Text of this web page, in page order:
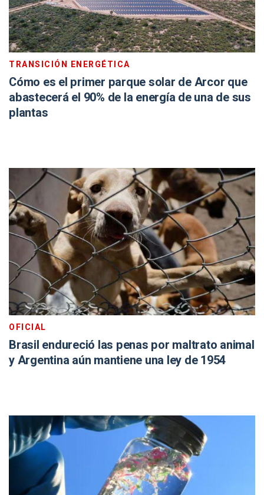
TRANSICIÓN ENERGÉTICA
Cómo es el primer parque solar de Arcor que
abastecerá el 90% de la energía de una de sus
plantas
OFICIAL
Brasil endureció las penas por maltrato animal
y Argentina aún mantiene una ley de 1954